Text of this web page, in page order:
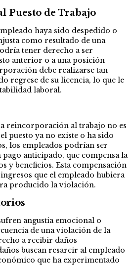
Puesto de Trabajo
haya sido despedido o
como resultado de una
tener derecho a ser
anterior o a una posición
debe realizarse tan
regrese de su licencia, lo que le
laboral.
reincorporación al trabajo no es
puesto ya no existe o ha sido
los empleados podrían ser
anticipado, que compensa la
y beneficios. Esta compensación
que el empleado hubiera
producido la violación.
angustia emocional o
de una violación de la
a recibir daños
buscan resarcir al empleado
que ha experimentado